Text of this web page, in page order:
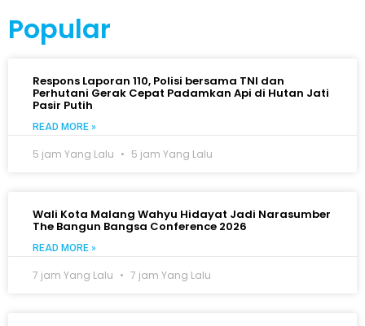
Popular
Respons Laporan 110, Polisi bersama TNI dan
Perhutani Gerak Cepat Padamkan Api di Hutan Jati
Pasir Putih
READ MORE »
5 jam Yang Lalu 5 jam Yang Lalu
Wali Kota Malang Wahyu Hidayat Jadi Narasumber
The Bangun Bangsa Conference 2026
READ MORE »
7 jam Yang Lalu 7 jam Yang Lalu